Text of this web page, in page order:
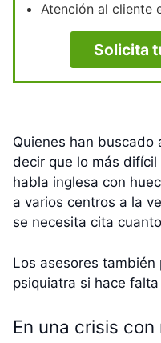
Atención al cliente
Solicita
Quienes han buscado
decir que lo más
habla inglesa con
a varios centros a la
se necesita cita
Los asesores
psiquiatra si hace
En una crisis